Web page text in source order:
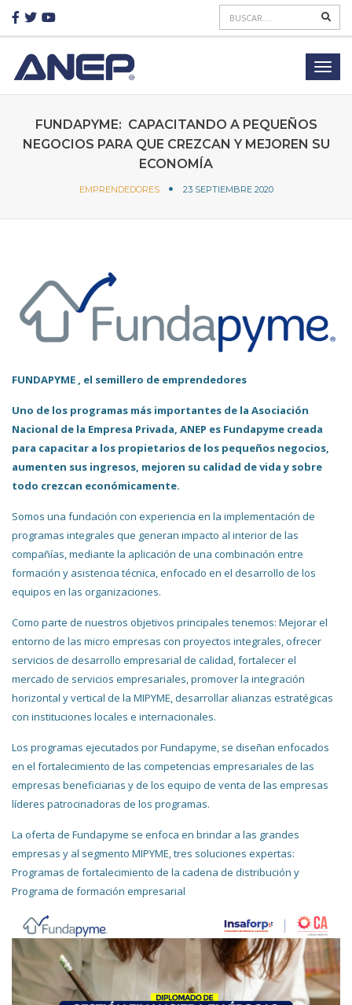
FUNDAPYME: CAPACITANDO A PEQUEÑOS
NEGOCIOS PARA QUE CREZCAN Y MEJOREN SU
ECONOMÍA
EMPRENDEDORES 23 SEPTIEMBRE 2020
FUNDAPYME , el semillero de emprendedores
Uno de los programas más importantes de la Asociación
Nacional de la Empresa Privada, ANEP es Fundapyme creada
para capacitar a los propietarios de los pequeños negocios,
aumenten sus ingresos, mejoren su calidad de vida y sobre
todo crezcan económicamente.
Somos una fundación con experiencia en la implementación de
programas integrales que generan impacto al interior de las
compañías, mediante la aplicación de una combinación entre
formación y asistencia técnica, enfocado en el desarrollo de los
equipos en las organizaciones.
Como parte de nuestros objetivos principales tenemos: Mejorar el
entorno de las micro empresas con proyectos integrales, ofrecer
servicios de desarrollo empresarial de calidad, fortalecer el
mercado de servicios empresariales, promover la integración
horizontal y vertical de la MIPYME, desarrollar alianzas estratégicas
con instituciones locales e internacionales.
Los programas ejecutados por Fundapyme, se diseñan enfocados
en el fortalecimiento de las competencias empresariales de las
empresas beneficiarias y de los equipo de venta de las empresas
líderes patrocinadoras de los programas.
La oferta de Fundapyme se enfoca en brindar a las grandes
empresas y al segmento MIPYME, tres soluciones expertas:
Programas de fortalecimiento de la cadena de distribución y
Programa de formación empresarial